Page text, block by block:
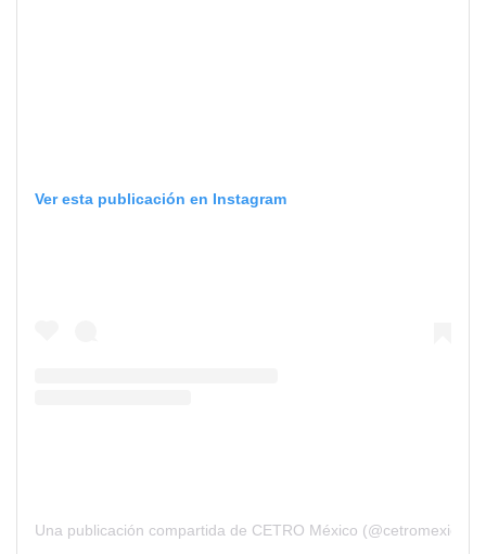
Ver esta publicación en Instagram
Una publicación compartida de CETRO México (@cetromexico)